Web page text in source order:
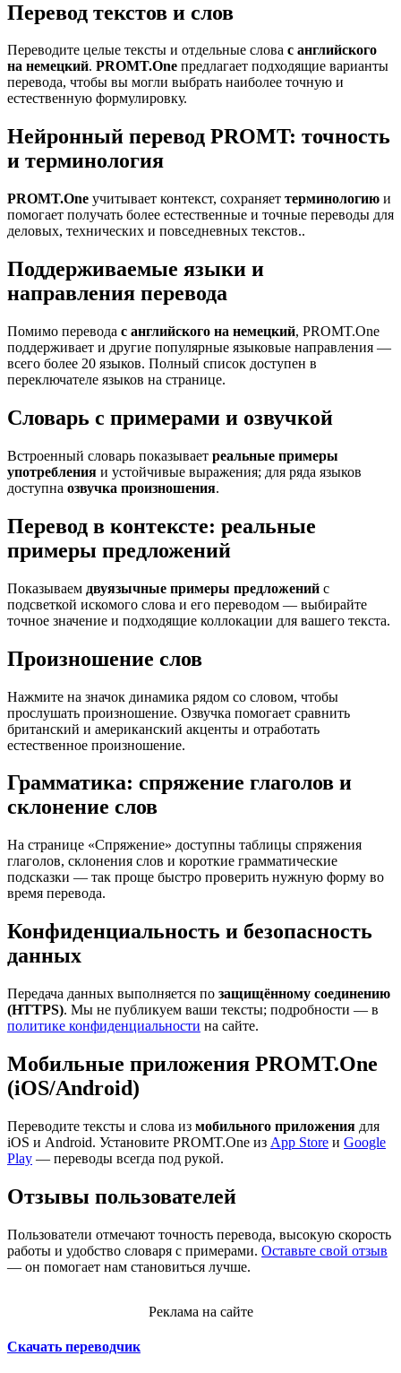
Перевод текстов и слов
Переводите целые тексты и отдельные слова с английского
на немецкий. PROMT.One предлагает подходящие варианты
перевода, чтобы вы могли выбрать наиболее точную и
естественную формулировку.
Нейронный перевод PROMT: точность
и терминология
PROMT.One учитывает контекст, сохраняет терминологию и
помогает получать более естественные и точные переводы для
деловых, технических и повседневных текстов..
Поддерживаемые языки и
направления перевода
Помимо перевода с английского на немецкий, PROMT.One
поддерживает и другие популярные языковые направления —
всего более 20 языков. Полный список доступен в
переключателе языков на странице.
Словарь с примерами и озвучкой
Встроенный словарь показывает реальные примеры
употребления и устойчивые выражения; для ряда языков
доступна озвучка произношения.
Перевод в контексте: реальные
примеры предложений
Показываем двуязычные примеры предложений с
подсветкой искомого слова и его переводом — выбирайте
точное значение и подходящие коллокации для вашего текста.
Произношение слов
Нажмите на значок динамика рядом со словом, чтобы
прослушать произношение. Озвучка помогает сравнить
британский и американский акценты и отработать
естественное произношение.
Грамматика: спряжение глаголов и
склонение слов
На странице «Спряжение» доступны таблицы спряжения
глаголов, склонения слов и короткие грамматические
подсказки — так проще быстро проверить нужную форму во
время перевода.
Конфиденциальность и безопасность
данных
Передача данных выполняется по защищённому соединению
(HTTPS). Мы не публикуем ваши тексты; подробности — в
политике конфиденциальности на сайте.
Мобильные приложения PROMT.One
(iOS/Android)
Переводите тексты и слова из мобильного приложения для
iOS и Android. Установите PROMT.One из App Store и Google
Play — переводы всегда под рукой.
Отзывы пользователей
Пользователи отмечают точность перевода, высокую скорость
работы и удобство словаря с примерами. Оставьте свой отзыв
— он помогает нам становиться лучше.
Реклама на сайте
Скачать переводчик